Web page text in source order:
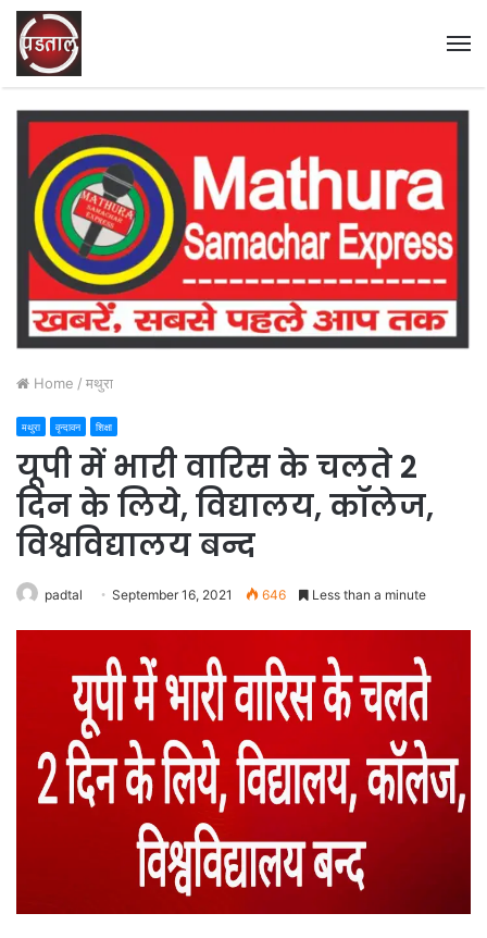
Home / मथुरा
मथुरा वृन्दावन शिक्षा
यूपी में भारी वारिस के चलते 2
दिन के लिये, विद्यालय, कॉलेज,
विश्वविद्यालय बन्द
padtal September 16, 2021 646 Less than a minute